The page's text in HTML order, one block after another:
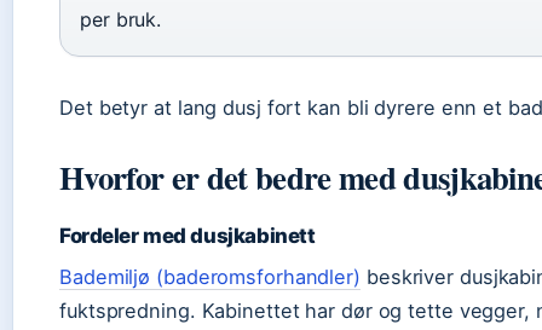
per bruk.
Det betyr at lang dusj fort kan bli dyrere enn et
Hvorfor er det bedre med
Fordeler med dusjkabinett
Bademiljø (baderomsforhandler) beskriver
fuktspredning. Kabinettet har dør og tette vegger,